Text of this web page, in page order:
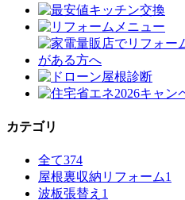
カテゴリ
全て374
屋根裏収納リフォーム1
波板張替え 1